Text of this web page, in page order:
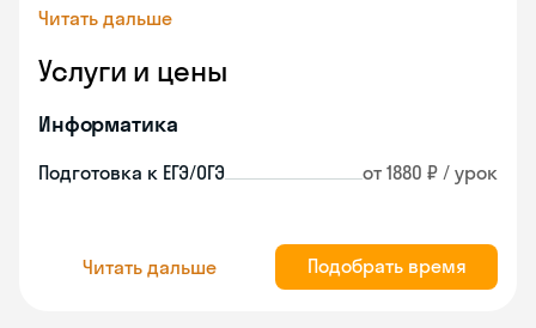
Читать дальше
Услуги и цены
Информатика
Подготовка к ЕГЭ/ОГЭ от 1880 ₽ / урок
Читать дальше Подобрать время